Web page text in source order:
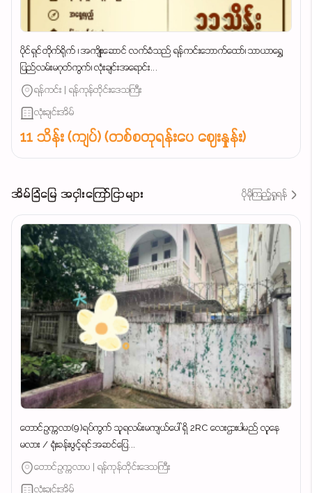
ပိုင်ရှင်တိုက်ရိုက် ၊ အကျိုးဆောင် လက်ခံသည် ရန်ကင်းဘောက်ထော်၊ သာယာရွှေ
ပြည်လမ်းမဂုတ်ကွက်၊ လုံးချင်းအရောင်း...
ရန်ကင်း | ရန်ကုန်တိုင်းဒေသကြီး
လုံးချင်းအိမ်
11 သိန်း (ကျပ်) (တစ်စတုရန်းပေ ဈေးနှုန်း)
အိမ်ခြံမြေ အငှါးကြော်ငြာများ ပိုမိုကြည့်ရှုရန်
တောင်ဥက္ကလာ(9)ရပ်ကွက် သူရလမ်းမကျယ်ပေါ် ရှိ 2RC လေးဌားပါမည် လူနေ
မလား / ရုံးခန်းဖွင့်ရင်အဆင်ပြေ...
တောင်ဥက္ကလာပ | ရန်ကုန်တိုင်းဒေသကြီး
လုံးချင်းအိမ်